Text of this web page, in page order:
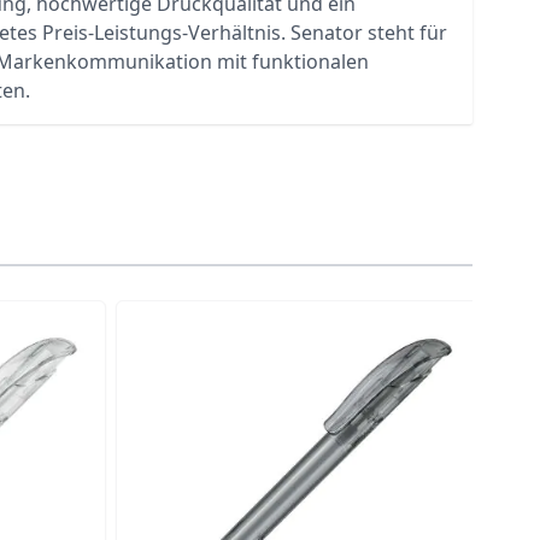
Preis-Leistungs-Verhältnis. Senator steht für
mit funktionalen